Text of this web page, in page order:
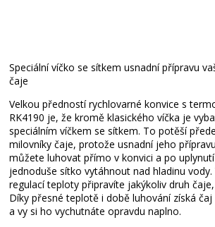
Speciální víčko se sítkem usnadní přípravu
čaje
Velkou předností rychlovarné konvice s
RK4190 je, že kromě klasického víčka je
speciálním víčkem se sítkem. To potěší
milovníky čaje, protože usnadní jeho
můžete luhovat přímo v konvici a po
jednoduše sítko vytáhnout nad hladinu vody.
regulací teploty připravíte jakýkoliv druh
Díky přesné teplotě i době luhování získá
a vy si ho vychutnáte opravdu naplno.